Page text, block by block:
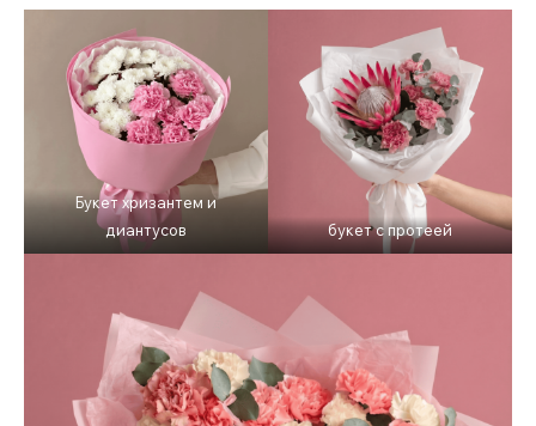
Букет хризантем и
диантусов
букет с протеей